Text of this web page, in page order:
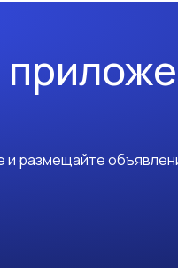
и размещайте